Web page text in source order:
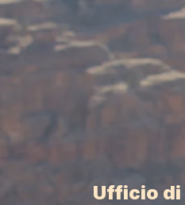
Ufficio di